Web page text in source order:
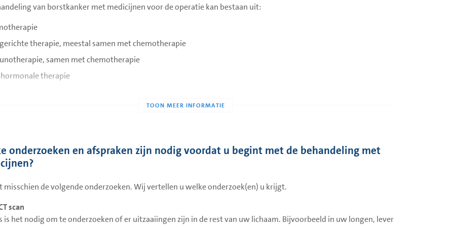
van borstkanker met medicijnen voor de operatie kan bestaan uit:
therapie, meestal samen met chemotherapie
samen met chemotherapie
therapie
is een behandeling met cytostatica. Dit zijn medicijnen die tumorcellen doden. Of hun celdeling remmen.
een aantal chemokuren. Deze worden afgewisseld met periodes van rust.
therapie
de werking van het eiwit HER2. Daardoor stoppen de tumorcellen met groeien. Doelgerichte therapie wordt
samen met chemotherapie gegeven.
onderzoeken en afspraken zijn nodig voordat u begint met de behandeling met
misschien de volgende onderzoeken. Wij vertellen u welke onderzoek(en) u krijgt.
scan
is het nodig om te onderzoeken of er uitzaaiingen zijn in de rest van uw lichaam. Bijvoorbeeld in uw longen, lever